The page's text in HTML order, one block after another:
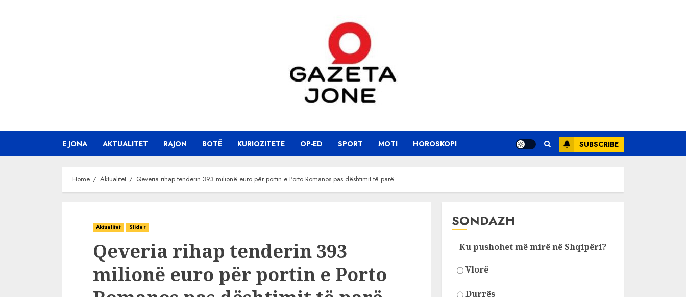
E JONA AKTUALITET RAJON BOTË KURIOZITETE OP-ED SPORT MOTI HOROSKOPI SUBSCRIBE
Home Aktualitet Qeveria rihap tenderin 393 milionë euro për portin e Porto Romanos pas dështimit të parë
Aktualitet Slider
Qeveria rihap tenderin 393
milionë euro për portin e Porto
SONDAZH
Ku pushohet më mirë në Shqipëri?
Vlorë
Durrës